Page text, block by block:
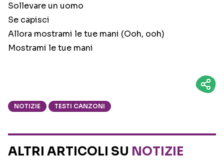
Sollevare un uomo
Se capisci
Allora mostrami le tue mani (Ooh, ooh)
Mostrami le tue mani
NOTIZIE TESTI CANZONI
ALTRI ARTICOLI SU NOTIZIE